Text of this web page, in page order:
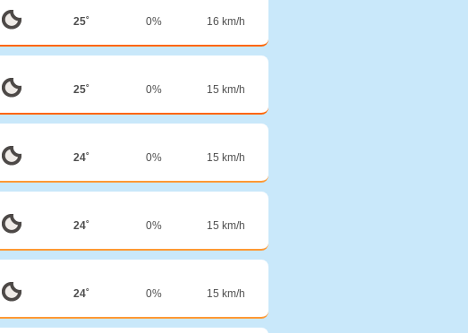
25˚ 0% 16 km/h
25˚ 0% 15 km/h
24˚ 0% 15 km/h
24˚ 0% 15 km/h
24˚ 0% 15 km/h